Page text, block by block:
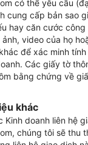
có thể yêu cầu
cung cấp bản sao
hay căn cước
ảnh, video của họ
để xác minh
Các giấy tờ
bằng chứng về
khác
Kinh doanh liên hệ
chúng tôi sẽ thu